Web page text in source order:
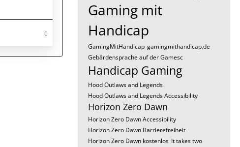
0
Gaming mit
Handicap
GamingMitHandicap gamingmithandicap.de
Gebärdensprache auf der Gamesc
Handicap Gaming
Hood Outlaws and Legends
Hood Outlaws and Legends Accessibility
Horizon Zero Dawn
Horizon Zero Dawn Accessibility
Horizon Zero Dawn Barrierefreiheit
Horizon Zero Dawn kostenlos It takes two